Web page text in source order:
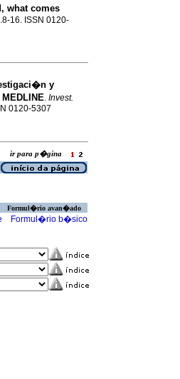
what comes
16. ISSN 0120-
y
. Invest.
0120-5307
ir para p�gina
Formul�rio avan�ado
Formul�rio b�sico